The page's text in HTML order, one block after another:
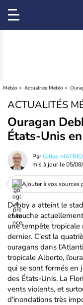
Météo Actualités Météo
ACTUALITÉS
Ouragan
États-Unis
ParGilles
mis à jour le05/
Ajouter à vos sources
Debby a atteint le
et touche
une tempête tropicale
dernier. C'est la
ouragans dans
tropicale Alberto,
qui se sont formés en
des États-Unis. La
vents violents, et
d'inondations très